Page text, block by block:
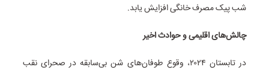
شب پیک مصرف خانگی افزایش یابد.
چالش‌های اقلیمی و حوادث اخیر
در تابستان ۲۰۲۴، وقوع طوفان‌های شن بی‌سابقه در صحرای نقب